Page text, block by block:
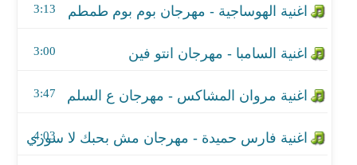
3:13
3:00
3:47
4:03
اغنية ريشا كوستا و سماره - مهرجان كوكب فرقونا
اغنية الرملاوية - مهرجان اخ واختو ٢